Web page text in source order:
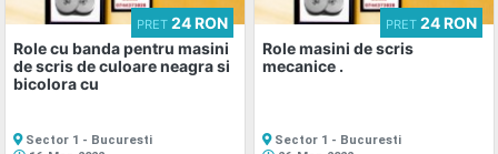
Role cu banda pentru masini
de scris de culoare neagra si
bicolora cu
PRET24 RON
Sector 1 - Bucuresti
Role masini de scris
mecanice .
PRET24 RON
Sector 1 - Bucuresti